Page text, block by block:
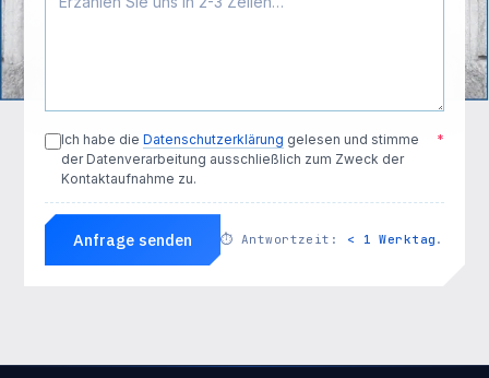
Ich habe die Datenschutzerklärung gelesen und stimme
der Datenverarbeitung ausschließlich zum Zweck der
Kontaktaufnahme zu.
*
Anfrage senden ⏱ Antwortzeit: < 1 Werktag .